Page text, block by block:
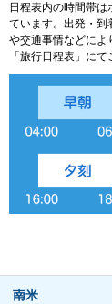
日程表内の時間帯
ています。出発・到
や交通事情などによ
「旅行日程表」にて
南米